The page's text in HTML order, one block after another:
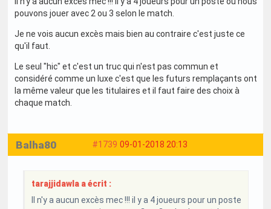
pouvons jouer avec 2 ou 3 selon le match.
Je ne vois aucun excès mais bien au contraire c'est juste ce
qu'il faut.
Le seul "hic" et c'est un truc qui n'est pas commun et
considéré comme un luxe c'est que les futurs remplaçants ont
la même valeur que les titulaires et il faut faire des choix à
chaque match.
#1739 09-01-2018 20:13
Balha80
tarajjidawla a écrit :
Il n'y a aucun excès mec !!! il y a 4 joueurs pour un poste